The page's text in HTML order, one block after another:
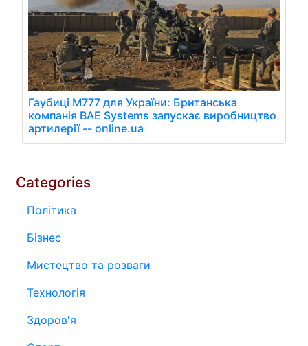
Гаубиці M777 для України: Британська
компанія BAE Systems запускає виробництво
артилерії -- online.ua
Categories
Політика
Бізнес
Мистецтво та розваги
Технологія
Здоров'я